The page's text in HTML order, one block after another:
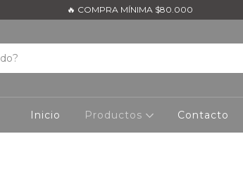
🔥 COMPRA MÍNIMA $80.000
Inicio Productos Contacto